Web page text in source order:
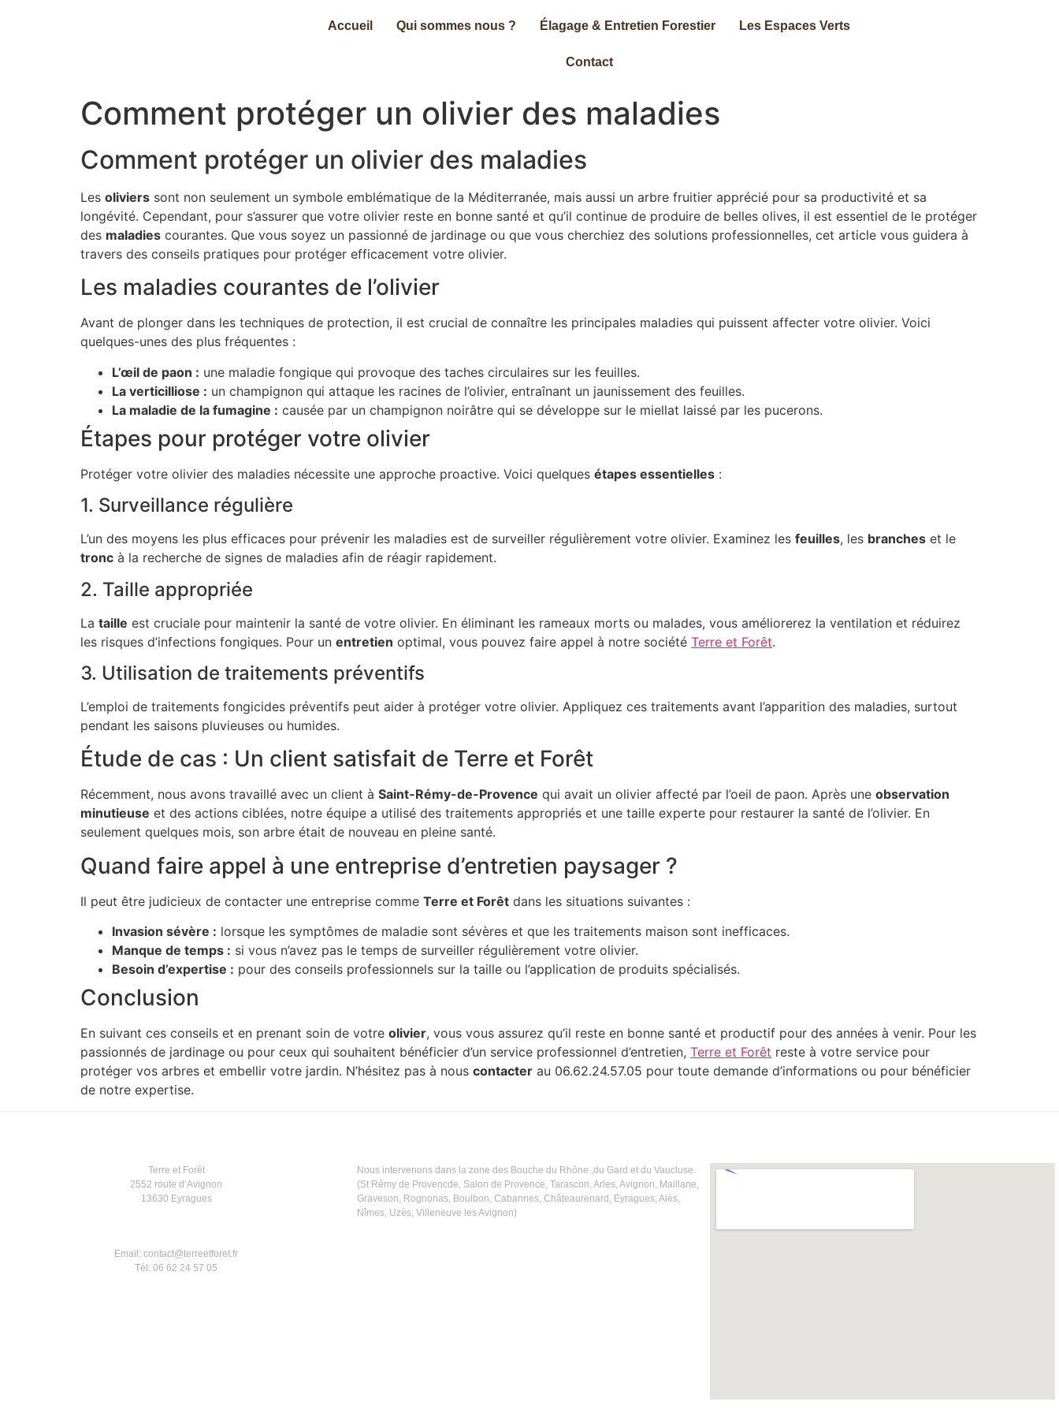
Accueil Qui sommes nous ? Élagage & Entretien Forestier Les Espaces Verts
Contact
Comment protéger un olivier des maladies
Comment protéger un olivier des maladies
Les oliviers sont non seulement un symbole emblématique de la Méditerranée, mais aussi un arbre fruitier apprécié pour sa productivité et sa
longévité. Cependant, pour s’assurer que votre olivier reste en bonne santé et qu’il continue de produire de belles olives, il est essentiel de le protéger
des maladies courantes. Que vous soyez un passionné de jardinage ou que vous cherchiez des solutions professionnelles, cet article vous guidera à
travers des conseils pratiques pour protéger efficacement votre olivier.
Les maladies courantes de l’olivier
Avant de plonger dans les techniques de protection, il est crucial de connaître les principales maladies qui puissent affecter votre olivier. Voici
quelques-unes des plus fréquentes :
L’œil de paon : une maladie fongique qui provoque des taches circulaires sur les feuilles.
La verticilliose : un champignon qui attaque les racines de l’olivier, entraînant un jaunissement des feuilles.
La maladie de la fumagine : causée par un champignon noirâtre qui se développe sur le miellat laissé par les pucerons.
Étapes pour protéger votre olivier
Protéger votre olivier des maladies nécessite une approche proactive. Voici quelques étapes essentielles :
1. Surveillance régulière
L’un des moyens les plus efficaces pour prévenir les maladies est de surveiller régulièrement votre olivier. Examinez les feuilles, les branches et le
tronc à la recherche de signes de maladies afin de réagir rapidement.
2. Taille appropriée
La taille est cruciale pour maintenir la santé de votre olivier. En éliminant les rameaux morts ou malades, vous améliorerez la ventilation et réduirez
les risques d’infections fongiques. Pour un entretien optimal, vous pouvez faire appel à notre société Terre et Forêt.
3. Utilisation de traitements préventifs
L’emploi de traitements fongicides préventifs peut aider à protéger votre olivier. Appliquez ces traitements avant l’apparition des maladies, surtout
pendant les saisons pluvieuses ou humides.
Étude de cas : Un client satisfait de Terre et Forêt
Récemment, nous avons travaillé avec un client à Saint-Rémy-de-Provence qui avait un olivier affecté par l’oeil de paon. Après une observation
minutieuse et des actions ciblées, notre équipe a utilisé des traitements appropriés et une taille experte pour restaurer la santé de l’olivier. En
seulement quelques mois, son arbre était de nouveau en pleine santé.
Quand faire appel à une entreprise d’entretien paysager ?
Il peut être judicieux de contacter une entreprise comme Terre et Forêt dans les situations suivantes :
Invasion sévère : lorsque les symptômes de maladie sont sévères et que les traitements maison sont inefficaces.
Manque de temps : si vous n’avez pas le temps de surveiller régulièrement votre olivier.
Besoin d’expertise : pour des conseils professionnels sur la taille ou l’application de produits spécialisés.
Conclusion
En suivant ces conseils et en prenant soin de votre olivier, vous vous assurez qu’il reste en bonne santé et productif pour des années à venir. Pour les
passionnés de jardinage ou pour ceux qui souhaitent bénéficier d’un service professionnel d’entretien, Terre et Forêt reste à votre service pour
protéger vos arbres et embellir votre jardin. N’hésitez pas à nous contacter au 06.62.24.57.05 pour toute demande d’informations ou pour bénéficier
de notre expertise.
Terre et Forêt
2552 route d’Avignon
13630 Eyragues
Email: contact@terreetforet.fr
Tél: 06 62 24 57 05
Nous intervenons dans la zone des Bouche du Rhône ,du Gard et du Vaucluse.
(St Rémy de Provencde, Salon de Provence, Tarascon, Arles, Avignon, Maillane,
Graveson, Rognonas, Boulbon, Cabannes, Châteaurenard, Eyragues, Alès,
Nîmes, Uzès, Villeneuve les Avignon)